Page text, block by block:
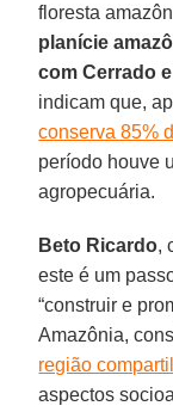
floresta
planície
com Cerrado
indicam que,
conserva 85%
período houve
agropecuária.
Beto Ricardo,
este é um
“construir e
Amazônia,
região
aspectos